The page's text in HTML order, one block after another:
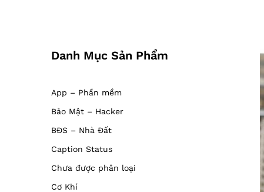
Danh Mục Sản Phẩm
App – Phần mềm
Bảo Mật – Hacker
BĐS – Nhà Đất
Caption Status
Chưa được phân loại
Cơ Khí